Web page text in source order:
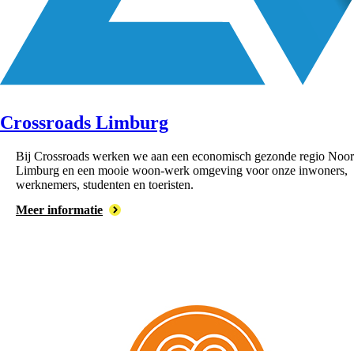
Crossroads Limburg
Bij Crossroads werken we aan een economisch gezonde regio
Limburg en een mooie woon-werk omgeving voor onze inwoners,
werknemers, studenten en toeristen.
Meer informatie